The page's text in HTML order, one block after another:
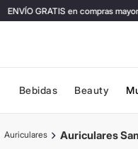
ENVÍO GRATIS en compras
Bebidas Beauty
Auriculares Auriculares